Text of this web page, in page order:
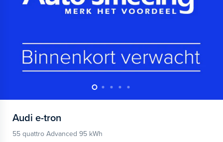
Audi e-tron
55 quattro Advanced 95 kWh